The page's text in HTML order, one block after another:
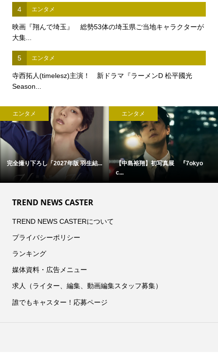
4 エンタメ
映画『翔んで埼玉』 総勢53体の埼玉県ご当地キャラクターが
大集...
5 エンタメ
寺西拓人(timelesz)主演！ 新ドラマ『ラーメンD 松平國光
Season...
エンタメ
完全撮り下ろし「2027年版 羽生結...
エンタメ
【中島裕翔】初写真展 『7okyo
c...
TREND NEWS CASTER
TREND NEWS CASTERについて
プライバシーポリシー
ランキング
媒体資料・広告メニュー
求人（ライター、編集、動画編集スタッフ募集）
誰でもキャスター！応募ページ